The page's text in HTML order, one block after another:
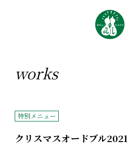
works
特別メニュー
クリスマスオードブル2021